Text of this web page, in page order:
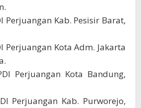
Perjuangan Kab. Pesisir Barat,
Perjuangan Kota Adm. Jakarta
Perjuangan Kota Bandung,
Perjuangan Kab. Purworejo,